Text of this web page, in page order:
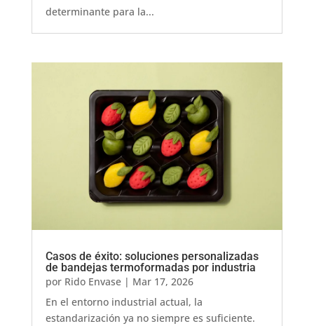
determinante para la...
Casos de éxito: soluciones personalizadas
de bandejas termoformadas por industria
por Rido Envase| Mar 17, 2026
En el entorno industrial actual, la
estandarización ya no siempre es suficiente.